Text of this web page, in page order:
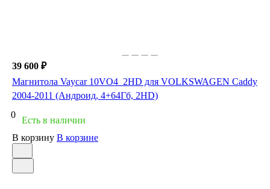
39 600 ₽
Магнитола Vaycar 10VO4_2HD для VOLKSWAGEN Caddy
2004-2011 (Андроид, 4+64Гб, 2HD)
0
Есть в наличии
В корзину В корзине